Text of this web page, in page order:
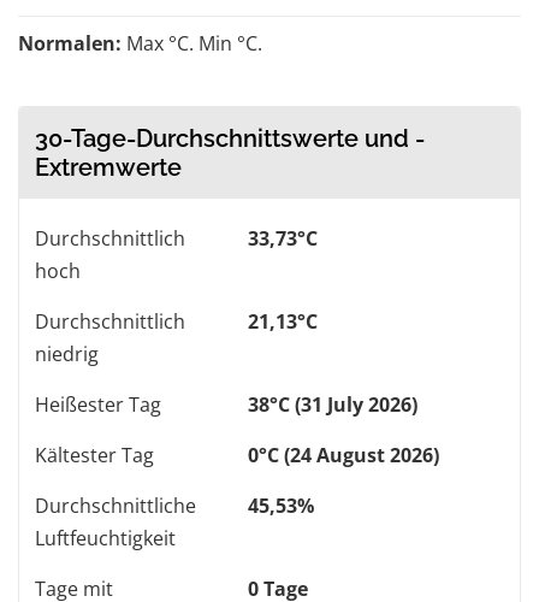
Normalen: Max °C. Min °C.
30-Tage-Durchschnittswerte und -
Extremwerte
Durchschnittlich
hoch
33,73°C
Durchschnittlich
niedrig
21,13°C
Heißester Tag
38°C (31 July 2026)
Kältester Tag
0°C (24 August 2026)
Durchschnittliche
Luftfeuchtigkeit
45,53%
Tage mit
0 Tage